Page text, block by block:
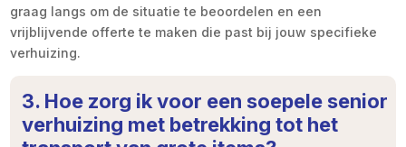
graag langs om de situatie te beoordelen en een
vrijblijvende offerte te maken die past bij jouw specifieke
verhuizing.
3. Hoe zorg ik voor een soepele senior
verhuizing met betrekking tot het